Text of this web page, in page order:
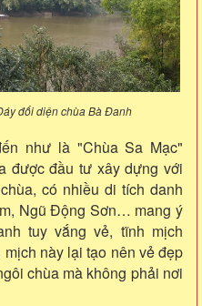
đối diện chùa Bà Đanh
như là "Chùa Sa Mạc"
được đầu tư xây dựng với
có nhiều di tích danh
Ngũ Động Sơn… mang ý
tuy vắng vẻ, tĩnh mịch
này lại tạo nên vẻ đẹp
chùa mà không phải nơi